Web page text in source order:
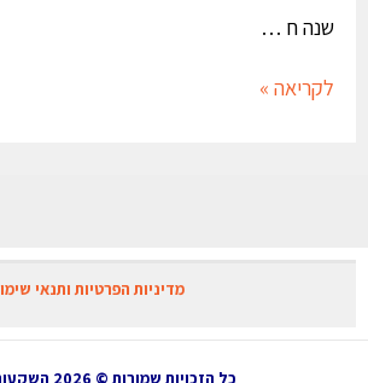
שנה ח …
לקריאה »
מדיניות הפרטיות ותנאי שימוש
כל הזכויות שמורות © 2026 השקעות Rהון